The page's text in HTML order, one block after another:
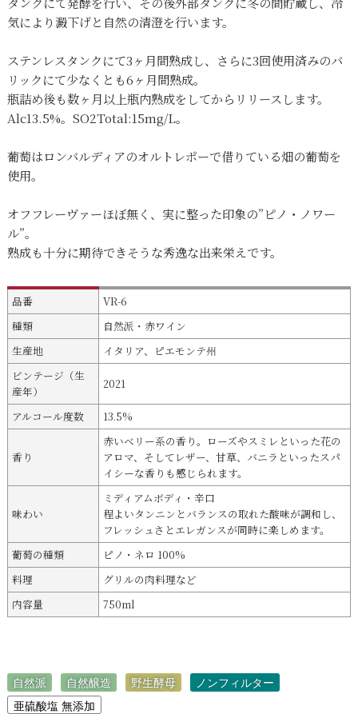
気により澱下げと自然の清澄を行います。
ステンレスタンクにて3ヶ月間熟成し、さらに3回使用済みのバ
リックにて少なくとも6ヶ月間熟成。
瓶詰め後も数ヶ月以上瓶内熟成をしてからリリースします。
Alc13.5%。SO2Total:15mg/L。
葡萄はロンバルディアのオルトレポーで借りている畑の葡萄を
使用。
オフフレーヴァーほぼ無く、実に整った印象の”ピノ・ノワー
ル”。
熟成も十分に期待できそうな秀逸な出来栄えです。
品番
VR-6
種類
自然派・赤ワイン
生産地
イタリア、ピエモンテ州
ビンテージ（生
産年）
2021
アルコール度数 13.5%
香り
赤いベリー系の香り。ローズやスミレといった花の
アロマ、そしてレザー、甘草、バニラといったスパ
イシーな香りも感じられます。
味わい
ミディアムボディ・辛口
程よいタンニンとバランスの取れた酸味が調和し、
フレッシュさとエレガンスが同時に楽しめます。
葡萄の種類
ピノ・ネロ 100%
料理
グリルの肉料理など
内容量
750ml
自然派 自然醸造 野生酵母
ノンフィルター
亜硫酸塩 無添加